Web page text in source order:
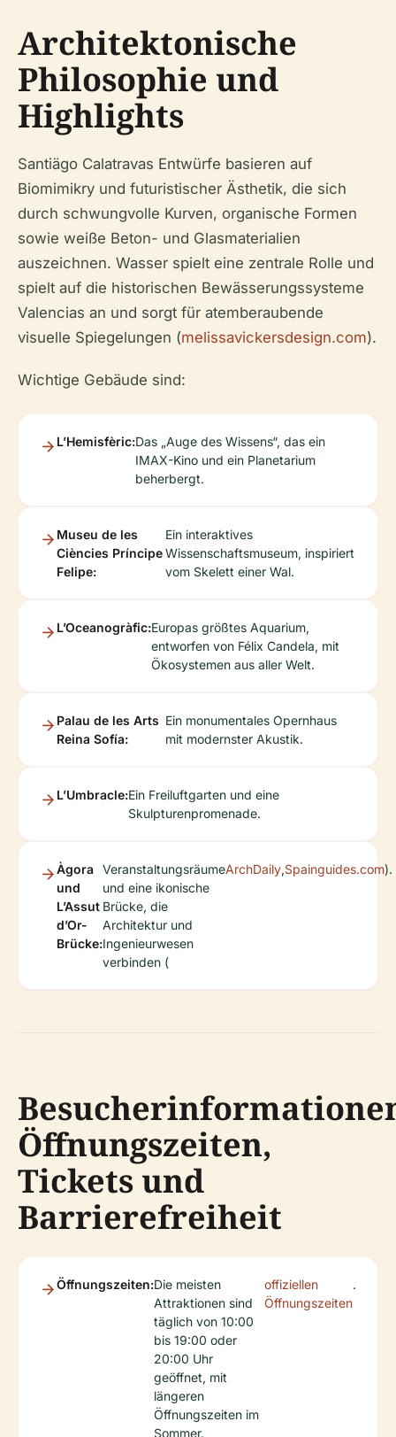
Architektonische
Philosophie und
Highlights
Santiägo Calatravas Entwürfe basieren auf
Biomimikry und futuristischer Ästhetik, die sich
durch schwungvolle Kurven, organische Formen
sowie weiße Beton- und Glasmaterialien
auszeichnen. Wasser spielt eine zentrale Rolle und
spielt auf die historischen Bewässerungssysteme
Valencias an und sorgt für atemberaubende
visuelle Spiegelungen (melissavickersdesign.com).
Wichtige Gebäude sind:
L’Hemisfèric:Das „Auge des Wissens“, das ein
IMAX-Kino und ein Planetarium
beherbergt.
Museu de les
Ciències Príncipe
Felipe:
Ein interaktives
Wissenschaftsmuseum, inspiriert
vom Skelett einer Wal.
L’Oceanogràfic:Europas größtes Aquarium,
entworfen von Félix Candela, mit
Ökosystemen aus aller Welt.
Palau de les Arts
Reina Sofía:
Ein monumentales Opernhaus
mit modernster Akustik.
L’Umbracle:Ein Freiluftgarten und eine
Skulpturenpromenade.
Àgora
und
L’Assut
d’Or-
Brücke:
Veranstaltungsräume
und eine ikonische
Brücke, die
Architektur und
Ingenieurwesen
verbinden (
ArchDaily,Spainguides.com).
Öffnungszeiten,
Tickets und
Barrierefreiheit
Öffnungszeiten:Die meisten
Attraktionen sind
täglich von 10:00
bis 19:00 oder
20:00 Uhr
geöffnet, mit
längeren
Öffnungszeiten im
Sommer.
offiziellen
Öffnungszeiten
.